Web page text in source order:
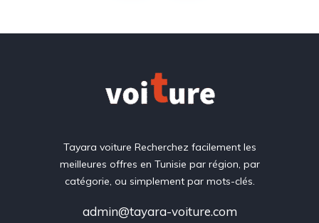
Tayara voiture Recherchez facilement les
meilleures offres en Tunisie par région, par
catégorie, ou simplement par mots-clés.
admin@tayara-voiture.com